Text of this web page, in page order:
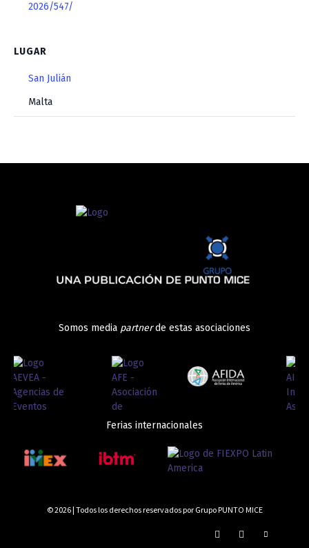
2026/547/
LUGAR
San Julián
Malta
Somos media partnerde estas asociaciones
Ferias internacionales
© 2026 | Todos los derechos reservados por Grupo PUNTO MICE